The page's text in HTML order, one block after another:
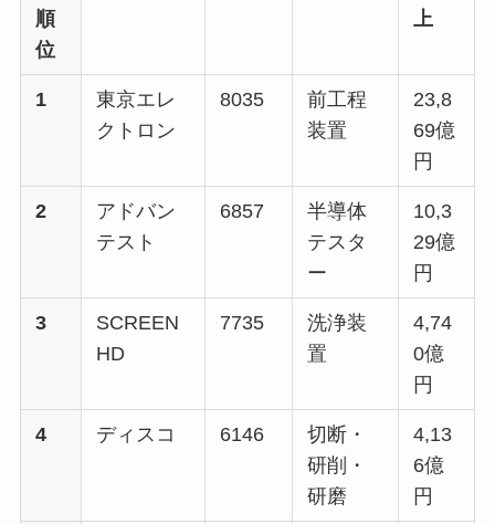
順
位
上
1
東京エレ
クトロン
8035
前工程
装置
23,8
69億
円
2
アドバン
テスト
6857
半導体
テスタ
ー
10,3
29億
円
3
SCREEN
HD
7735
洗浄装
置
4,74
0億
円
4 ディスコ 6146
切断・
研削・
研磨
4,13
6億
円